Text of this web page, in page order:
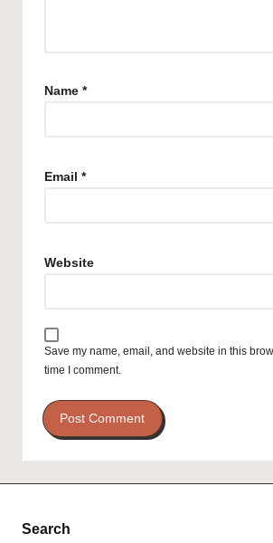
Name *
Email *
Website
Save my name, email, and website in this
time I comment.
Search